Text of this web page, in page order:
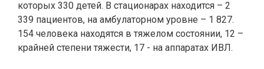
которых 330 детей. В стационарах находится – 2
339 пациентов, на амбулаторном уровне – 1 827.
154 человека находятся в тяжелом состоянии, 12 –
крайней степени тяжести, 17 - на аппаратах ИВЛ.